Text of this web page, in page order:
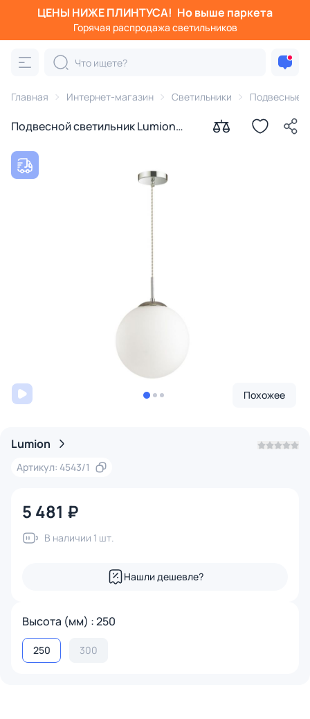
ЦЕНЫ НИЖЕ ПЛИНТУСА! Но выше паркета
Горячая распродажа светильников
Главная Интернет-магазин Светильники Подвесные
Подвесной светильник Lumion
Похожее
Lumion
Артикул: 4543/1
5 481 ₽
В наличии 1 шт.
Нашли дешевле?
Высота (мм) : 250
250 300